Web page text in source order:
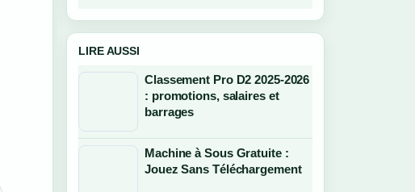
LIRE AUSSI
Classement Pro D2 2025-2026
: promotions, salaires et
barrages
Machine à Sous Gratuite :
Jouez Sans Téléchargement